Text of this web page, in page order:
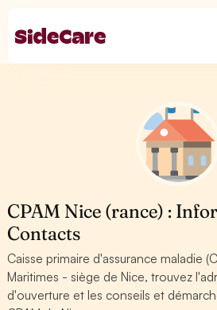
CPAM Nice (rance) :
Contacts
Caisse primaire d'assurance maladie
Maritimes - siège de Nice, trouvez
d'ouverture et les conseils et